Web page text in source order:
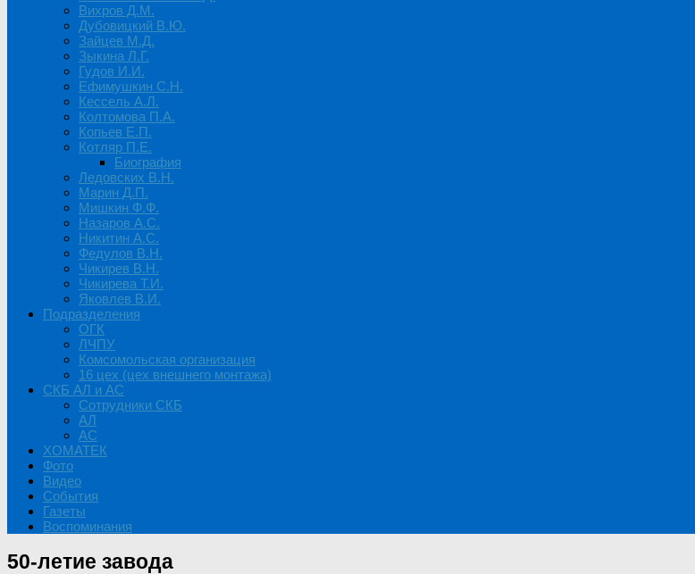
Вихров Д.М.
Дубовицкий В.Ю.
Зайцев М.Д.
Зыкина Л.Г.
Гудов И.И.
Ефимушкин С.Н.
Кессель А.Л.
Колтомова П.А.
Копьев Е.П.
Котляр П.Е.
Биография
Ледовских В.Н.
Марин Д.П.
Мишкин Ф.Ф.
Назаров А.С.
Никитин А.С.
Федулов В.Н.
Чикирев В.Н.
Чикирева Т.И.
Яковлев В.И.
Подразделения
ОГК
ЛЧПУ
Комсомольская организация
16 цех (цех внешнего монтажа)
СКБ АЛ и АС
Сотрудники СКБ
АЛ
АС
ХОМАТЕК
Фото
Видео
События
Газеты
Воспоминания
50-летие завода